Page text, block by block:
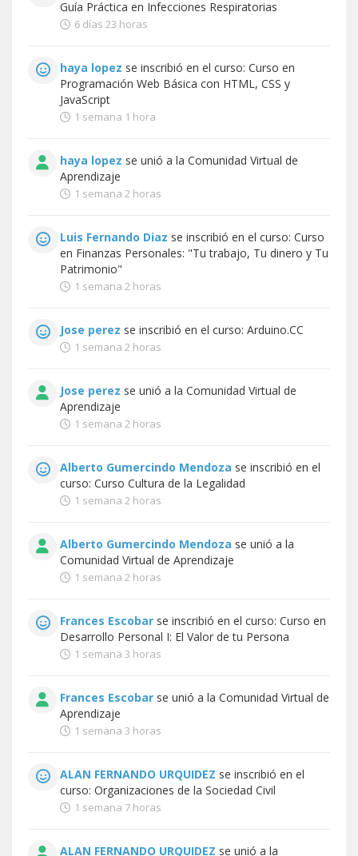
Guía Práctica en Infecciones Respiratorias
6 días 23 horas
haya lopez se inscribió en el curso: Curso en
Programación Web Básica con HTML, CSS y
JavaScript
1 semana 1 hora
haya lopez se unió a la Comunidad Virtual de
Aprendizaje
1 semana 2 horas
Luis Fernando Diaz se inscribió en el curso: Curso
en Finanzas Personales: "Tu trabajo, Tu dinero y Tu
Patrimonio"
1 semana 2 horas
Jose perez se inscribió en el curso: Arduino.CC
1 semana 2 horas
Jose perez se unió a la Comunidad Virtual de
Aprendizaje
1 semana 2 horas
Alberto Gumercindo Mendoza se inscribió en el
curso: Curso Cultura de la Legalidad
1 semana 2 horas
Alberto Gumercindo Mendoza se unió a la
Comunidad Virtual de Aprendizaje
1 semana 2 horas
Frances Escobar se inscribió en el curso: Curso en
Desarrollo Personal I: El Valor de tu Persona
1 semana 3 horas
Frances Escobar se unió a la Comunidad Virtual de
Aprendizaje
1 semana 3 horas
ALAN FERNANDO URQUIDEZ se inscribió en el
curso: Organizaciones de la Sociedad Civil
1 semana 7 horas
ALAN FERNANDO URQUIDEZ se unió a la